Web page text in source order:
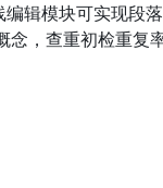
辑模块可实现段
念，查重初检重复